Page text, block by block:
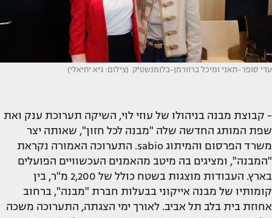
עדי סופר-תאני ומיכל ברוורמן-בלומנשטיק (צילום: גיא יחיאלי)
- קבוצת מבנה בניהולו של עוזי לוי, השיקה תערוכת ענק ואת
שפת המותג החדשה שלה "מבנה לכל חזון", שאותה יצר
משרד הפרסום והמיתוג sabio. התערוכה האמורה נקראת
"המבנה", ומציגים בה מיטב מהאמנים העכשוויים הפועלים
בארץ. העבודות מוצגות בשטח כולל של 2,200 מ"ר, בין
קומותיו של מבנה אייקוני בבעלות חברת "מבנה", ברחוב
אחוזת בית בלב תל אביב. לאורך ימי הצגתה, התערוכה משכה